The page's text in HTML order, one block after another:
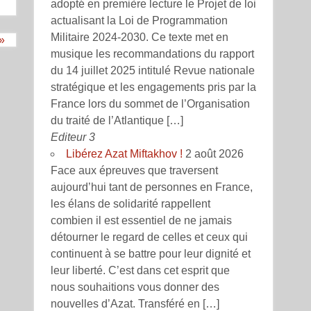
adopté en première lecture le Projet de loi
actualisant la Loi de Programmation
Militaire 2024-2030. Ce texte met en
musique les recommandations du rapport
du 14 juillet 2025 intitulé Revue nationale
stratégique et les engagements pris par la
France lors du sommet de l’Organisation
du traité de l’Atlantique […]
Editeur 3
Libérez Azat Miftakhov ! 2 août 2026
Face aux épreuves que traversent
aujourd’hui tant de personnes en France,
les élans de solidarité rappellent
combien il est essentiel de ne jamais
détourner le regard de celles et ceux qui
continuent à se battre pour leur dignité et
leur liberté. C’est dans cet esprit que
nous souhaitions vous donner des
nouvelles d’Azat. Transféré en […]